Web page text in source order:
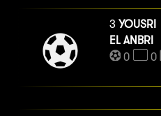
3 YOUSRI
EL ANBRI
0
0